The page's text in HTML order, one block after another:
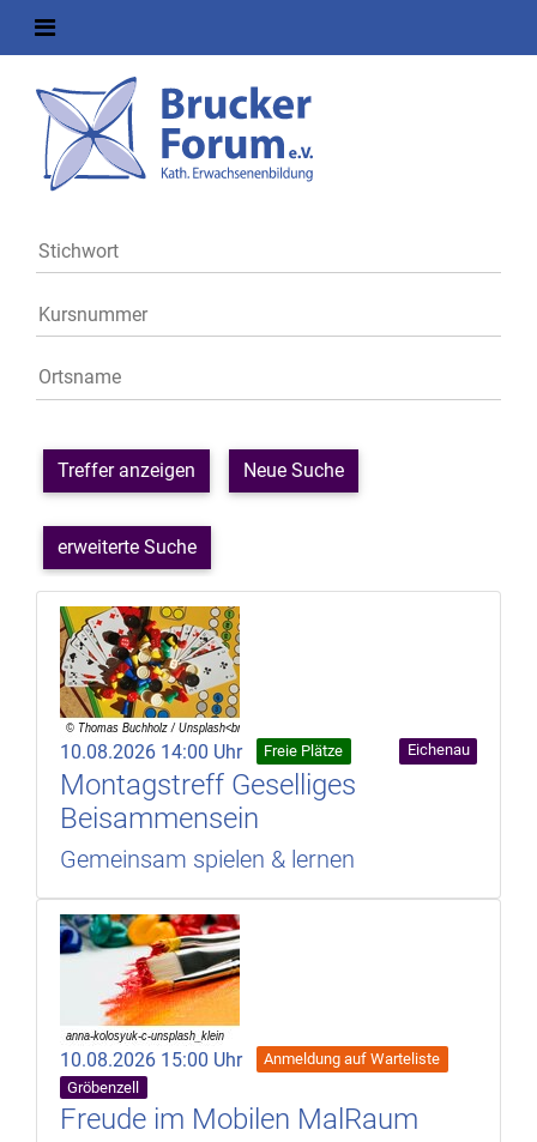
Treffer anzeigen Neue Suche
erweiterte Suche
10.08.2026 14:00 Uhr Freie Plätze Eichenau
Montagstreff Geselliges
Beisammensein
Gemeinsam spielen & lernen
10.08.2026 15:00 Uhr
Anmeldung auf Warteliste
Gröbenzell
Freude im Mobilen MalRaum